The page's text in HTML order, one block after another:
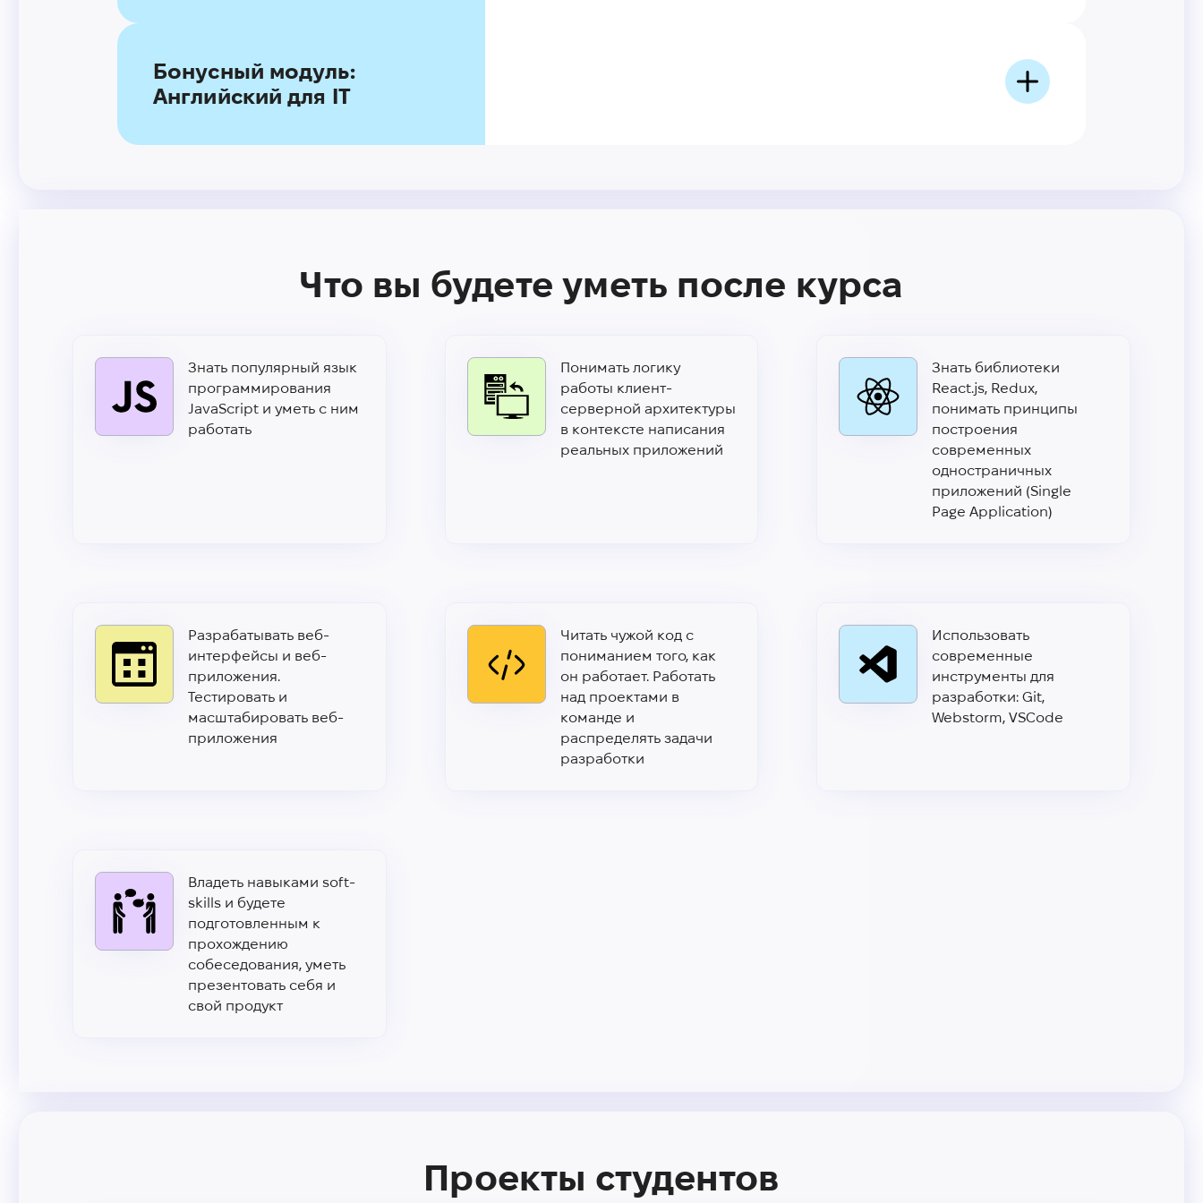
Бонусный модуль:
Английский для IT
Что вы будете уметь после курса
Знать популярный язык
программирования
JavaScript и уметь с ним
работать
Понимать логику
работы клиент-
серверной архитектуры
в контексте написания
реальных приложений
Знать библиотеки
React.js, Redux,
понимать принципы
построения
современных
одностраничных
приложений (Single
Page Application)
Разрабатывать веб-
интерфейсы и веб-
приложения.
Тестировать и
масштабировать веб-
приложения
Читать чужой код с
пониманием того, как
он работает. Работать
над проектами в
команде и
распределять задачи
разработки
Использовать
современные
инструменты для
разработки: Git,
Webstorm, VSCode
Владеть навыками soft-
skills и будете
подготовленным к
прохождению
собеседования, уметь
презентовать себя и
свой продукт
Проекты студентов